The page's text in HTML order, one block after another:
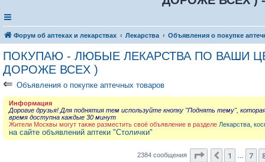
Форум об аптеках и лекарствах Лекарства Объявления о покупке
ПОКУПАЮ - ЛЮБЫЕ ЛЕКАРСТВА ПО ВАШИ
ДОРОЖЕ ВСЕХ )
⇐ Объявления о покупке аптечных товаров
Информация
Дорогие друзья! Для поднятия тем используйте кнопку "Поднять тему",
время доступна каждые 30 минут
Жители Москвы могут также разместить своё объявление в разделе Лекарства,
на сайте объявлений аптеки "Столички"
2384 сообщения Страница из
Пред.
1 7